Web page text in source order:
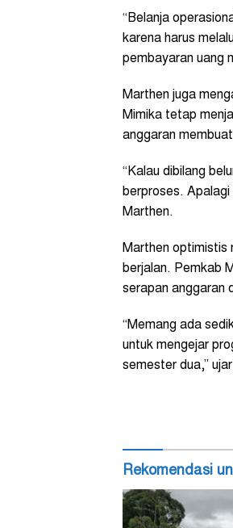
“Belanja
karena harus
pembayaran uang
Marthen juga
Mimika tetap
anggaran
“Kalau dibilang
berproses.
Marthen.
Marthen optimistis
berjalan. Pemkab
serapan anggaran
“Memang ada
untuk mengejar
semester dua,”
Rekomendasi